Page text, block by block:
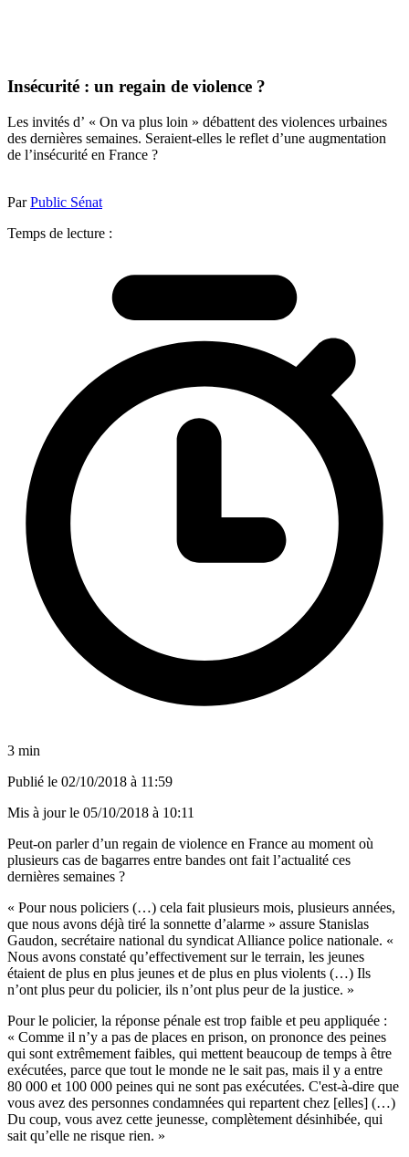
Insécurité : un regain de violence ?
Les invités d’ « On va plus loin » débattent des violences urbaines
des dernières semaines. Seraient-elles le reflet d’une augmentation
de l’insécurité en France ?
ParPublic Sénat
Temps de lecture :
3 min
Publié le 02/10/2018 à 11:59
Mis à jour le 05/10/2018 à 10:11
Peut-on parler d’un regain de violence en France au moment où
plusieurs cas de bagarres entre bandes ont fait l’actualité ces
dernières semaines ?
« Pour nous policiers (…) cela fait plusieurs mois, plusieurs années,
que nous avons déjà tiré la sonnette d’alarme » assure Stanislas
Gaudon, secrétaire national du syndicat Alliance police nationale. «
Nous avons constaté qu’effectivement sur le terrain, les jeunes
étaient de plus en plus jeunes et de plus en plus violents (…) Ils
n’ont plus peur du policier, ils n’ont plus peur de la justice. »
Pour le policier, la réponse pénale est trop faible et peu appliquée :
« Comme il n’y a pas de places en prison, on prononce des peines
qui sont extrêmement faibles, qui mettent beaucoup de temps à être
exécutées, parce que tout le monde ne le sait pas, mais il y a entre
80 000 et 100 000 peines qui ne sont pas exécutées. C'est-à-dire que
vous avez des personnes condamnées qui repartent chez [elles] (…)
Du coup, vous avez cette jeunesse, complètement désinhibée, qui
sait qu’elle ne risque rien. »